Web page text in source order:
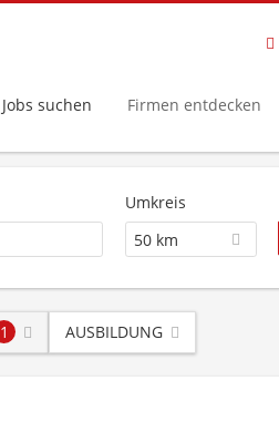
Jobs suchen Firmen entdecken
Umkreis
50 km
1 AUSBILDUNG